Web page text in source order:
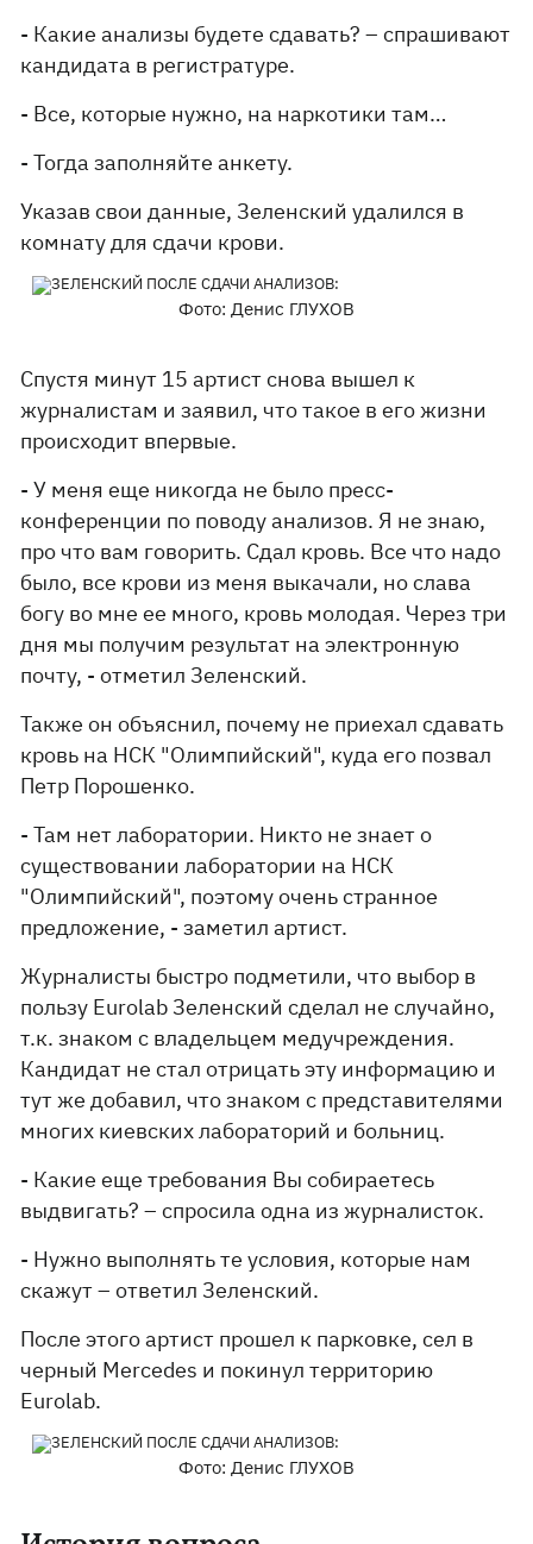
- Какие анализы будете сдавать? – спрашивают
кандидата в регистратуре.
- Все, которые нужно, на наркотики там…
- Тогда заполняйте анкету.
Указав свои данные, Зеленский удалился в
комнату для сдачи крови.
Фото: Денис ГЛУХОВ
Спустя минут 15 артист снова вышел к
журналистам и заявил, что такое в его жизни
происходит впервые.
- У меня еще никогда не было пресс-
конференции по поводу анализов. Я не знаю,
про что вам говорить. Сдал кровь. Все что надо
было, все крови из меня выкачали, но слава
богу во мне ее много, кровь молодая. Через три
дня мы получим результат на электронную
почту, - отметил Зеленский.
Также он объяснил, почему не приехал сдавать
кровь на НСК "Олимпийский", куда его позвал
Петр Порошенко.
- Там нет лаборатории. Никто не знает о
существовании лаборатории на НСК
"Олимпийский", поэтому очень странное
предложение, - заметил артист.
Журналисты быстро подметили, что выбор в
пользу Eurolab Зеленский сделал не случайно,
т.к. знаком с владельцем медучреждения.
Кандидат не стал отрицать эту информацию и
тут же добавил, что знаком с представителями
многих киевских лабораторий и больниц.
- Какие еще требования Вы собираетесь
выдвигать? – спросила одна из журналисток.
- Нужно выполнять те условия, которые нам
скажут – ответил Зеленский.
После этого артист прошел к парковке, сел в
черный Mercedes и покинул территорию
Eurolab.
Фото: Денис ГЛУХОВ